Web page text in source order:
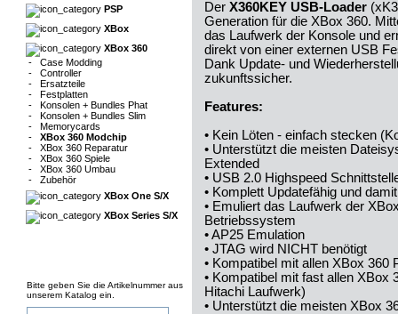
PSP
XBox
XBox 360
- Case Modding
- Controller
- Ersatzteile
- Festplatten
- Konsolen + Bundles Phat
- Konsolen + Bundles Slim
- Memorycards
- XBox 360 Modchip
- XBox 360 Reparatur
- XBox 360 Spiele
- XBox 360 Umbau
- Zubehör
XBox One S/X
XBox Series S/X
Bitte geben Sie die Artikelnummer aus
unserem Katalog ein.
Der X360KEY USB-Loader
Generation für die XBox 360.
das Laufwerk der Konsole und
direkt von einer externen USB
Dank Update- und
zukunftssicher.
Features:
• Kein Löten - einfach stecken
• Unterstützt die meisten
Extended
• USB 2.0 Highspeed
• Komplett Updatefähig und
• Emuliert das Laufwerk der
Betriebssystem
• AP25 Emulation
• JTAG wird NICHT benötigt
• Kompatibel mit allen XBox 360
• Kompatibel mit fast allen XBox
Hitachi Laufwerk)
• Unterstützt die meisten XBox